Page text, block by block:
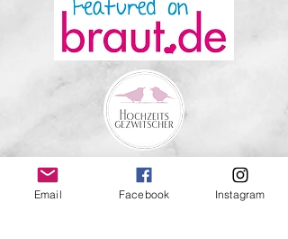
Email Facebook Instagram